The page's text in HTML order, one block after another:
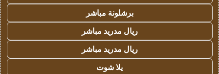
برشلونة مباشر
ريال مدريد مباشر
ريال مدريد مباشر
يلا شوت